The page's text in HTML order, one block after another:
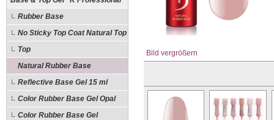
Rubber Base
No Sticky Top Coat Natural Top
Top
Natural Rubber Base
Reflective Base Gel 15 ml
Color Rubber Base Gel Opal
Color Rubber Base Gel
Bild vergrößern